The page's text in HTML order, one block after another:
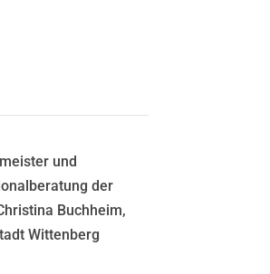
und
der
Buchheim,
Wittenberg